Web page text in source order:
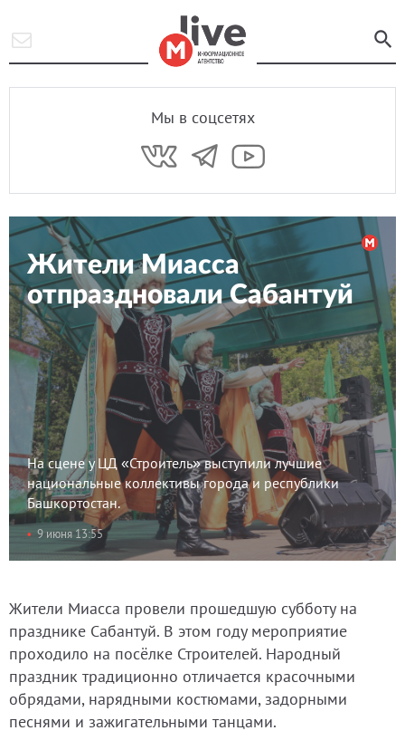
Мы в соцсетях
Жители Миасса
отпраздновали Сабантуй
На сцене у ЦД «Строитель» выступили лучшие
национальные коллективы города и республики
Башкортостан.
9 июня 13:55
Жители Миасса провели прошедшую субботу на
празднике Сабантуй. В этом году мероприятие
проходило на посёлке Строителей. Народный
праздник традиционно отличается красочными
обрядами, нарядными костюмами, задорными
песнями и зажигательными танцами.